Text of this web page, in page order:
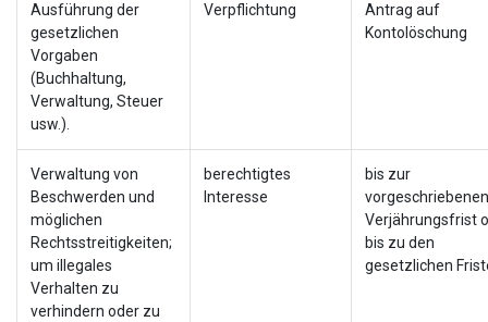
Ausführung der
gesetzlichen
Vorgaben
(Buchhaltung,
Verwaltung, Steuer
usw.).
Verpflichtung
Antrag auf
Kontolöschung
Verwaltung von
Beschwerden und
möglichen
Rechtsstreitigkeiten;
um illegales
Verhalten zu
verhindern oder zu
berechtigtes
Interesse
bis zur
vorgeschriebenen
Verjährungsfrist
bis zu den
gesetzlichen